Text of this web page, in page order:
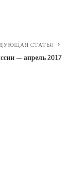
СТАТЬЯ
— апрель 2017